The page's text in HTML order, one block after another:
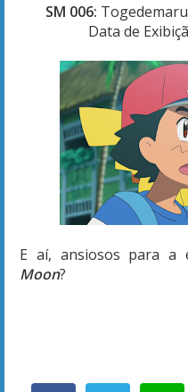
SM 006:
Data de
E aí, ansiosos para a
Moon?